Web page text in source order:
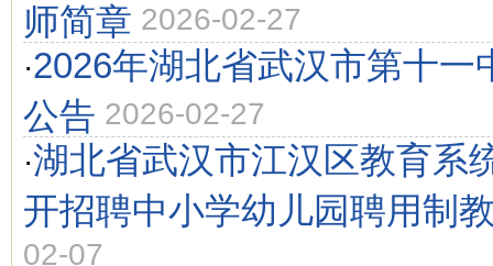
师简章 2026-02-27
·2026年湖北省武汉市第十一
公告 2026-02-27
·湖北省武汉市江汉区教育系
开招聘中小学幼儿园聘用制
02-07